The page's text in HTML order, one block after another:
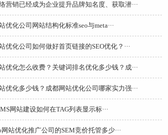
营销已经成为企业提升品牌知名度、获取潜···
优化公司网站结构化标准seo与meta···
优化公司如何做好首页链接的SEO优化？···
优化怎么收费？关键词排名优化多少钱？成···
优化多少钱？成都网站优化公司哪家实力强···
网站建设如何在TAG列表显示标···
网站优化推广公司的SEM竞价托管多少···